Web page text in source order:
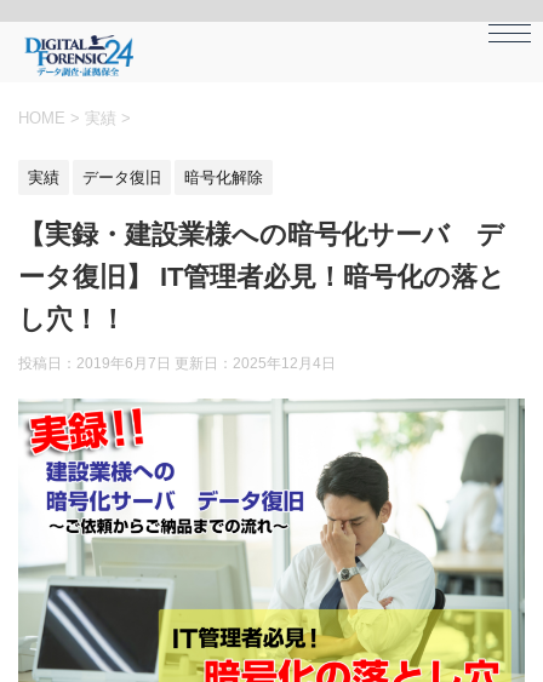
HOME > 実績 >
実績 データ復旧 暗号化解除
【実録・建設業様への暗号化サーバ デ
ータ復旧】 IT管理者必見！暗号化の落と
し穴！！
投稿日：2019年6月7日 更新日： 2025年12月4日